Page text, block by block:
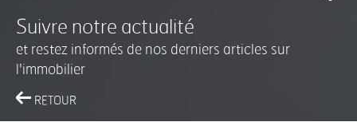
Suivre notre actualité
et restez informés de nos derniers articles sur
l'immobilier
RETOUR
Type
d'offre
Vente
Type
de